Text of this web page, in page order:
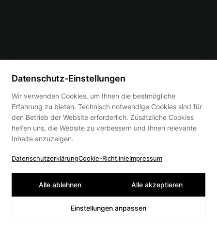
Datenschutz-Einstellungen
Wir verwenden Cookies, um Ihnen die bestmögliche
Erfahrung zu bieten. Technisch notwendige Cookies sind für
den Betrieb der Website erforderlich. Zusätzliche Cookies
helfen uns, die Website zu verbessern und Ihnen relevante
Inhalte anzuzeigen.
DatenschutzerklärungCookie-RichtlinieImpressum
Alle ablehnen Alle akzeptieren
Einstellungen anpassen